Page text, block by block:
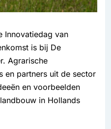
Innovatiedag van
is bij De
Agrarische
en partners uit de sector
en voorbeelden
in Hollands